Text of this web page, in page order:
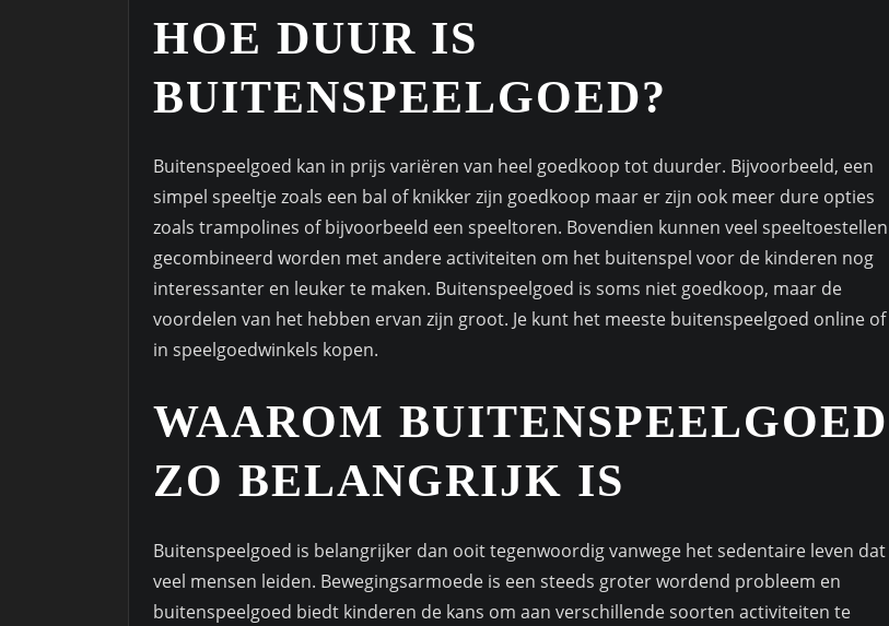
HOE DUUR IS
BUITENSPEELGOED?
Buitenspeelgoed kan in prijs variëren van heel goedkoop tot duurder. Bijvoorbeeld, een
simpel speeltje zoals een bal of knikker zijn goedkoop maar er zijn ook meer dure opties
zoals trampolines of bijvoorbeeld een speeltoren. Bovendien kunnen veel speeltoestellen
gecombineerd worden met andere activiteiten om het buitenspel voor de kinderen nog
interessanter en leuker te maken. Buitenspeelgoed is soms niet goedkoop, maar de
voordelen van het hebben ervan zijn groot. Je kunt het meeste buitenspeelgoed online of
in speelgoedwinkels kopen.
WAAROM BUITENSPEELGOED
ZO BELANGRIJK IS
Buitenspeelgoed is belangrijker dan ooit tegenwoordig vanwege het sedentaire leven dat
veel mensen leiden. Bewegingsarmoede is een steeds groter wordend probleem en
buitenspeelgoed biedt kinderen de kans om aan verschillende soorten activiteiten te